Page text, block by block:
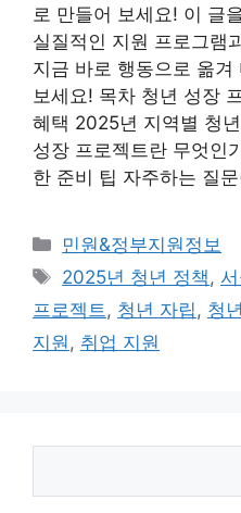
로 만들어 보세요! 이 글
실질적인 지원 프로그램
지금 바로 행동으로 옮
보세요! 목차 청년 성장
혜택 2025년 지역별 청
성장 프로젝트란 무엇인
한 준비 팁 자주하는 질
카
테
리
민원&정부지원정보
태
그
2025년 청년 정책,
프로젝트, 청년 자립, 청
지원, 취업 지원